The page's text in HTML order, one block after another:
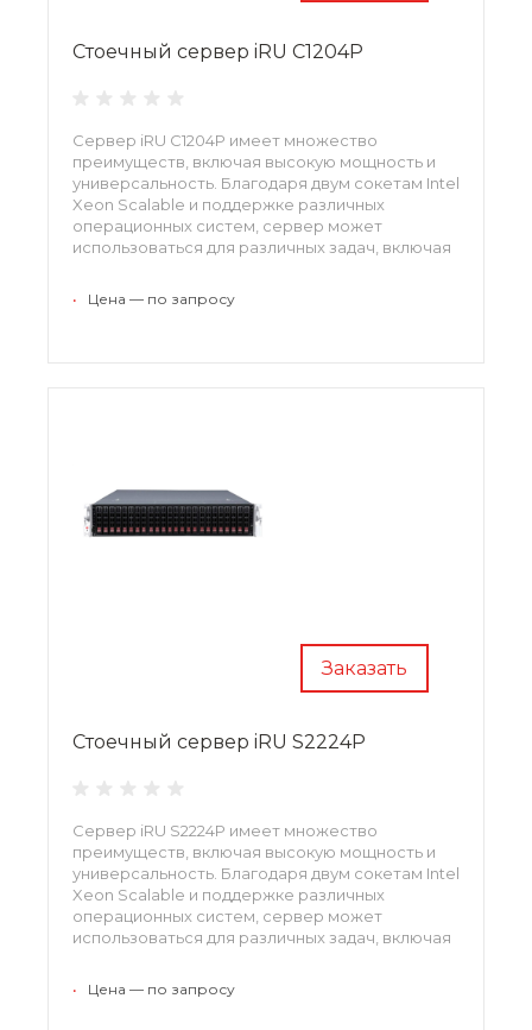
Стоечный сервер iRU C1204P
Сервер iRU C1204P имеет множество
преимуществ, включая высокую мощность и
универсальность. Благодаря двум сокетам Intel
Xeon Scalable и поддержке различных
операционных систем, сервер может
использоваться для различных задач, включая
• Цена — по запросу
Заказать
Стоечный сервер iRU S2224P
Сервер iRU S2224P имеет множество
преимуществ, включая высокую мощность и
универсальность. Благодаря двум сокетам Intel
Xeon Scalable и поддержке различных
операционных систем, сервер может
использоваться для различных задач, включая
• Цена — по запросу